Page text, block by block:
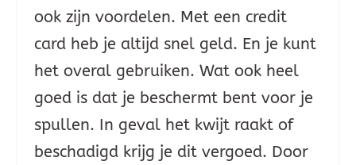
ook zijn voordelen. Met een credit
card heb je altijd snel geld. En je kunt
het overal gebruiken. Wat ook heel
goed is dat je beschermt bent voor je
spullen. In geval het kwijt raakt of
beschadigd krijg je dit vergoed. Door